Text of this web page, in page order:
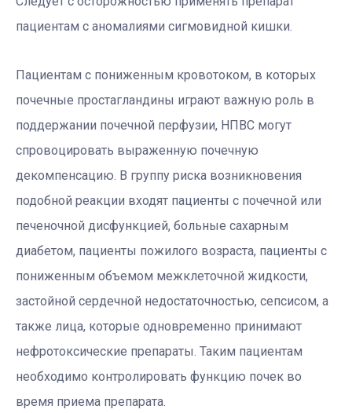
пациентам с аномалиями сигмовидной кишки.
Пациентам с пониженным кровотоком, в которых
почечные простагландины играют важную роль в
поддержании почечной перфузии, НПВС могут
спровоцировать выраженную почечную
декомпенсацию. В группу риска возникновения
подобной реакции входят пациенты с почечной или
печеночной дисфункцией, больные сахарным
диабетом, пациенты пожилого возраста, пациенты с
пониженным объемом межклеточной жидкости,
застойной сердечной недостаточностью, сепсисом, а
также лица, которые одновременно принимают
нефротоксические препараты. Таким пациентам
необходимо контролировать функцию почек во
время приема препарата.